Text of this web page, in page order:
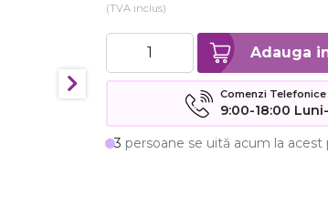
(TVA inclus)
Comenzi
9:00-18:00
3 persoane se uită acum la acest